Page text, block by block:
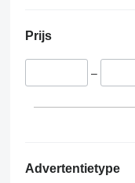
Prijs
–
Advertentietype